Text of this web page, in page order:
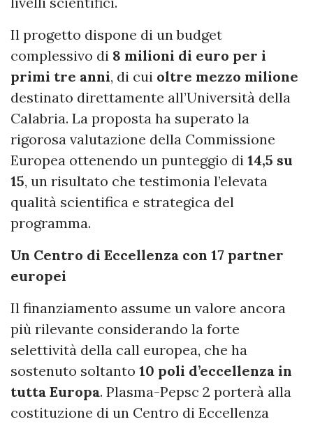
Il progetto dispone di un budget
complessivo di 8 milioni di euro per i
primi tre anni, di cui oltre mezzo milione
destinato direttamente all’Università della
Calabria. La proposta ha superato la
rigorosa valutazione della Commissione
Europea ottenendo un punteggio di 14,5 su
15, un risultato che testimonia l’elevata
qualità scientifica e strategica del
programma.
Un Centro di Eccellenza con 17 partner
europei
Il finanziamento assume un valore ancora
più rilevante considerando la forte
selettività della call europea, che ha
sostenuto soltanto 10 poli d’eccellenza in
tutta Europa. Plasma-Pepsc 2 porterà alla
costituzione di un Centro di Eccellenza